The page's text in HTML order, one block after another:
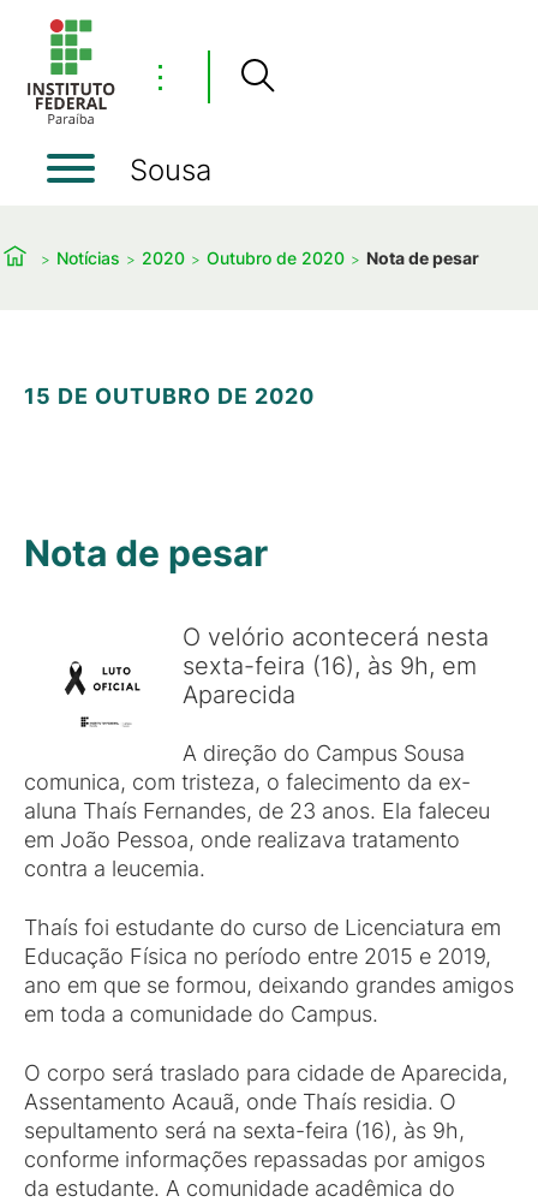
⋮
Sousa
Notícias 2020 Outubro de 2020 Nota de pesar
15 DE OUTUBRO DE 2020
Nota de pesar
O velório acontecerá nesta
sexta-feira (16), às 9h, em
Aparecida
A direção do Campus Sousa
comunica, com tristeza, o falecimento da ex-
aluna Thaís Fernandes, de 23 anos. Ela faleceu
em João Pessoa, onde realizava tratamento
contra a leucemia.
Thaís foi estudante do curso de Licenciatura em
Educação Física no período entre 2015 e 2019,
ano em que se formou, deixando grandes amigos
em toda a comunidade do Campus.
O corpo será traslado para cidade de Aparecida,
Assentamento Acauã, onde Thaís residia. O
sepultamento será na sexta-feira (16), às 9h,
conforme informações repassadas por amigos
da estudante. A comunidade acadêmica do